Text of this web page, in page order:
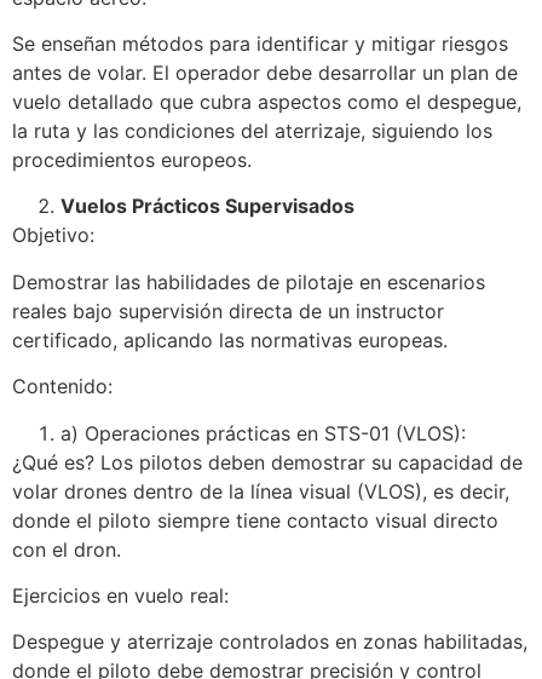
Se enseñan métodos para identificar y mitigar riesgos
antes de volar. El operador debe desarrollar un plan de
vuelo detallado que cubra aspectos como el despegue,
la ruta y las condiciones del aterrizaje, siguiendo los
procedimientos europeos.
Vuelos Prácticos Supervisados
Objetivo:
Demostrar las habilidades de pilotaje en escenarios
reales bajo supervisión directa de un instructor
certificado, aplicando las normativas europeas.
Contenido:
a) Operaciones prácticas en STS-01 (VLOS):
¿Qué es? Los pilotos deben demostrar su capacidad de
volar drones dentro de la línea visual (VLOS), es decir,
donde el piloto siempre tiene contacto visual directo
con el dron.
Ejercicios en vuelo real:
Despegue y aterrizaje controlados en zonas habilitadas,
donde el piloto debe demostrar precisión y control